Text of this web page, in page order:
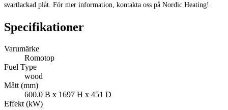
svartlackad plåt. För mer information, kontakta oss på Nordic Heating!
Specifikationer
Varumärke
Romotop
Fuel Type
wood
Mått (mm)
600.0 B x 1697 H x 451 D
Effekt (kW)